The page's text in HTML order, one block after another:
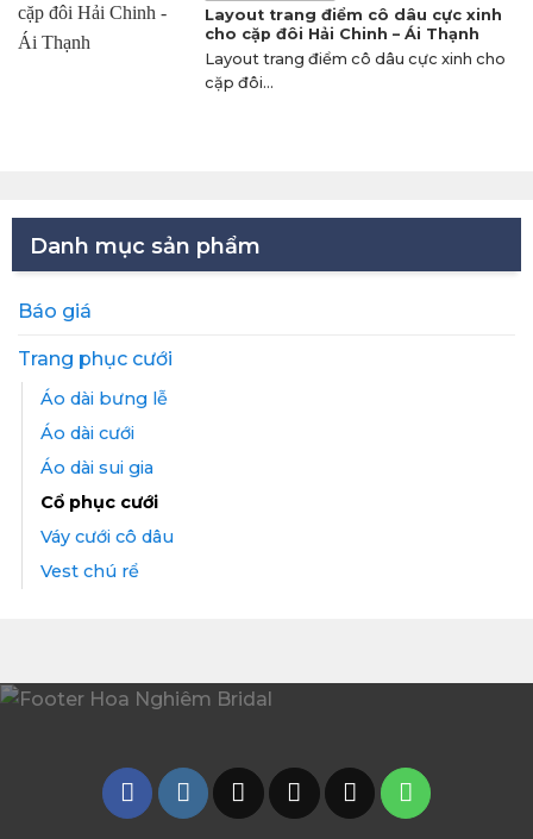
Layout trang điểm cô dâu cực xinh
cho cặp đôi Hải Chinh – Ái Thạnh
Layout trang điểm cô dâu cực xinh cho
cặp đôi...
Danh mục sản phẩm
Báo giá
Trang phục cưới
Áo dài bưng lễ
Áo dài cưới
Áo dài sui gia
Cổ phục cưới
Váy cưới cô dâu
Vest chú rể